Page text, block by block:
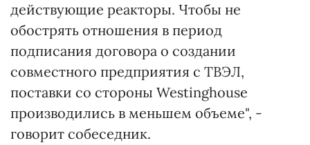
действующие реакторы. Чтобы не
обострять отношения в период
подписания договора о создании
совместного предприятия с ТВЭЛ,
поставки со стороны Westinghouse
производились в меньшем объеме", -
говорит собеседник.